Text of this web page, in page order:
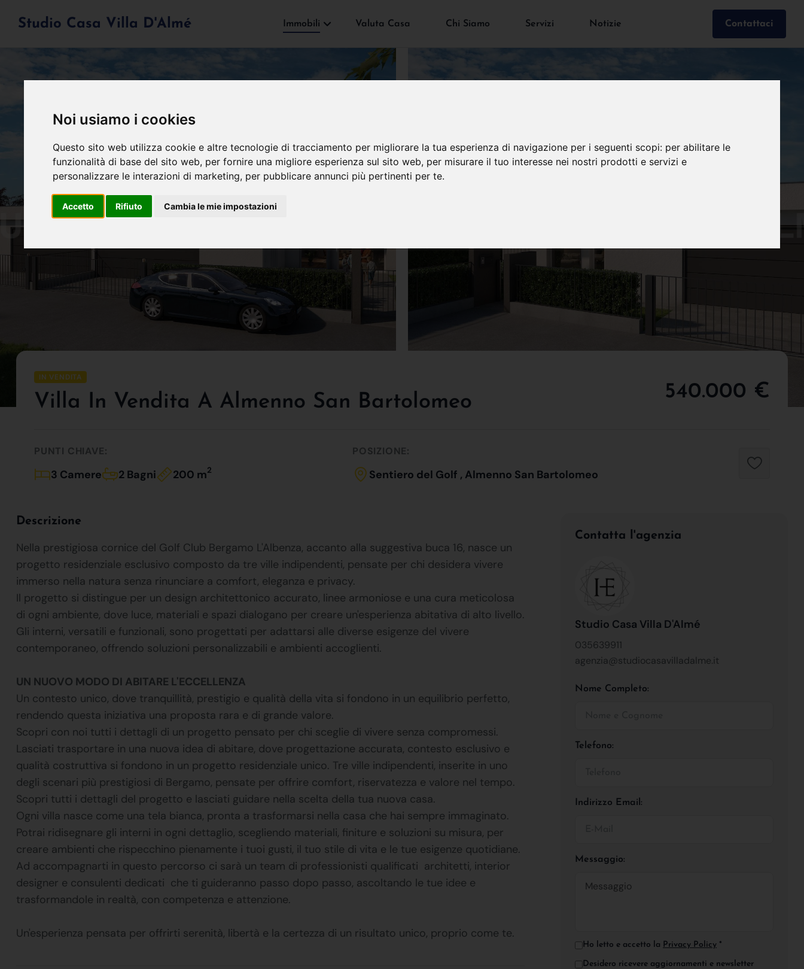
Noi usiamo i cookies
Questo sito web utilizza cookie e altre tecnologie di tracciamento per migliorare la tua esperienza di navigazione per i seguenti scopi: per abilitare le
funzionalità di base del sito web, per fornire una migliore esperienza sul sito web, per misurare il tuo interesse nei nostri prodotti e servizi e
personalizzare le interazioni di marketing, per pubblicare annunci più pertinenti per te.
Accetto Rifiuto Cambia le mie impostazioni
Studio Casa Villa D'Almé Immobili Valuta Casa Chi Siamo Servizi Notizie Contattaci
IN VENDITA
Villa In Vendita A Almenno San Bartolomeo 540.000 €
PUNTI CHIAVE:
3 Camere 2 Bagni 200 m2
POSIZIONE:
Sentiero del Golf , Almenno San Bartolomeo
Descrizione
Nella prestigiosa cornice del Golf Club Bergamo L'Albenza, accanto alla suggestiva buca 16, nasce un
progetto residenziale esclusivo composto da tre ville indipendenti, pensate per chi desidera vivere
immerso nella natura senza rinunciare a comfort, eleganza e privacy.
Il progetto si distingue per un design architettonico accurato, linee armoniose e una cura meticolosa
di ogni ambiente, dove luce, materiali e spazi dialogano per creare un'esperienza abitativa di alto livello.
Gli interni, versatili e funzionali, sono progettati per adattarsi alle diverse esigenze del vivere
contemporaneo, offrendo soluzioni personalizzabili e ambienti accoglienti.
UN NUOVO MODO DI ABITARE L'ECCELLENZA
Un contesto unico, dove tranquillità, prestigio e qualità della vita si fondono in un equilibrio perfetto,
rendendo questa iniziativa una proposta rara e di grande valore.
Scopri con noi tutti i dettagli di un progetto pensato per chi sceglie di vivere senza compromessi.
Lasciati trasportare in una nuova idea di abitare, dove progettazione accurata, contesto esclusivo e
qualità costruttiva si fondono in un progetto residenziale unico. Tre ville indipendenti, inserite in uno
degli scenari più prestigiosi di Bergamo, pensate per offrire comfort, riservatezza e valore nel tempo.
Scopri tutti i dettagli del progetto e lasciati guidare nella scelta della tua nuova casa.
Ogni villa nasce come una tela bianca, pronta a trasformarsi nella casa che hai sempre immaginato.
Potrai ridisegnare gli interni in ogni dettaglio, scegliendo materiali, finiture e soluzioni su misura, per
creare ambienti che rispecchino pienamente i tuoi gusti, il tuo stile di vita e le tue esigenze quotidiane.
Ad accompagnarti in questo percorso ci sarà un team di professionisti qualificati  architetti, interior
designer e consulenti dedicati  che ti guideranno passo dopo passo, ascoltando le tue idee e
trasformandole in realtà, con competenza e attenzione.
Un'esperienza pensata per offrirti serenità, libertà e la certezza di un risultato unico, proprio come te.
Contatta l'agenzia
Studio Casa Villa D'Almé
035639911
agenzia@studiocasavilladalme.it
Nome Completo:
Telefono:
Indirizzo Email:
Messaggio:
Ho letto e accetto la Privacy Policy *
Desidero ricevere aggiornamenti e newsletter